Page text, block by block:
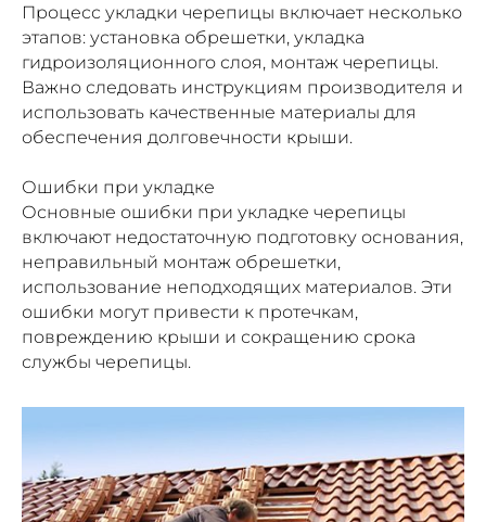
Процесс укладки черепицы включает несколько
этапов: установка обрешетки, укладка
гидроизоляционного слоя, монтаж черепицы.
Важно следовать инструкциям производителя и
использовать качественные материалы для
обеспечения долговечности крыши.
Ошибки при укладке
Основные ошибки при укладке черепицы
включают недостаточную подготовку основания,
неправильный монтаж обрешетки,
использование неподходящих материалов. Эти
ошибки могут привести к протечкам,
повреждению крыши и сокращению срока
службы черепицы.